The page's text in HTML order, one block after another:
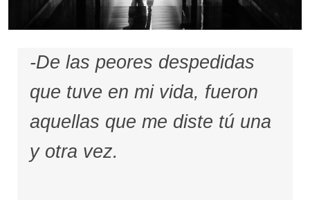
-De las peores despedidas
que tuve en mi vida, fueron
aquellas que me diste tú una
y otra vez.